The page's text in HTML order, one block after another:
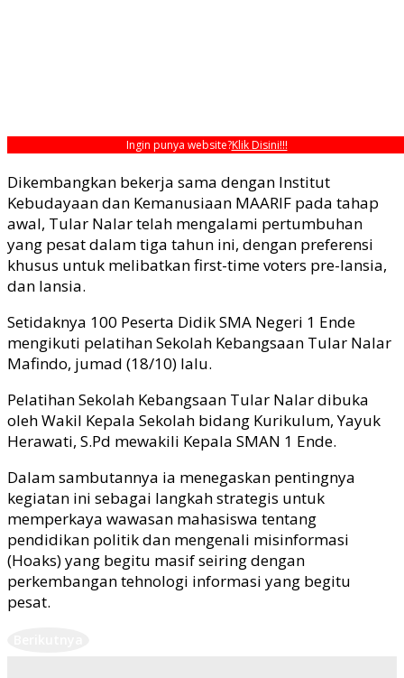
Ingin punya website?Klik Disini!!!
Dikembangkan bekerja sama dengan Institut
Kebudayaan dan Kemanusiaan MAARIF pada tahap
awal, Tular Nalar telah mengalami pertumbuhan
yang pesat dalam tiga tahun ini, dengan preferensi
khusus untuk melibatkan first-time voters pre-lansia,
dan lansia.
Setidaknya 100 Peserta Didik SMA Negeri 1 Ende
mengikuti pelatihan Sekolah Kebangsaan Tular Nalar
Mafindo, jumad (18/10) lalu.
Pelatihan Sekolah Kebangsaan Tular Nalar dibuka
oleh Wakil Kepala Sekolah bidang Kurikulum, Yayuk
Herawati, S.Pd mewakili Kepala SMAN 1 Ende.
Dalam sambutannya ia menegaskan pentingnya
kegiatan ini sebagai langkah strategis untuk
memperkaya wawasan mahasiswa tentang
pendidikan politik dan mengenali misinformasi
(Hoaks) yang begitu masif seiring dengan
perkembangan tehnologi informasi yang begitu
pesat.